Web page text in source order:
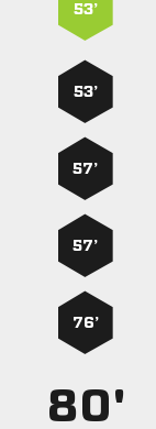
53’
53’
57’
57’
76’
80'